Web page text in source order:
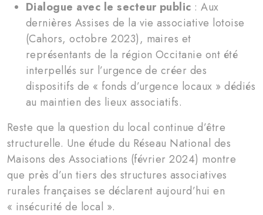
Dialogue avec le secteur public : Aux
dernières Assises de la vie associative lotoise
(Cahors, octobre 2023), maires et
représentants de la région Occitanie ont été
interpellés sur l’urgence de créer des
dispositifs de « fonds d’urgence locaux » dédiés
au maintien des lieux associatifs.
Reste que la question du local continue d’être
structurelle. Une étude du Réseau National des
Maisons des Associations (février 2024) montre
que près d’un tiers des structures associatives
rurales françaises se déclarent aujourd’hui en
« insécurité de local ».